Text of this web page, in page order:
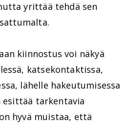
yrittää tehdä sen
kiinnostus voi näkyä
katsekontaktissa,
lähelle hakeutumisessa
esittää tarkentavia
hyvä muistaa, että